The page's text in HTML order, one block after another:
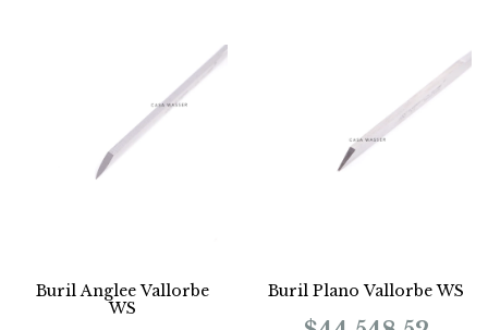
Buril Anglee Vallorbe
WS
Buril Plano Vallorbe WS